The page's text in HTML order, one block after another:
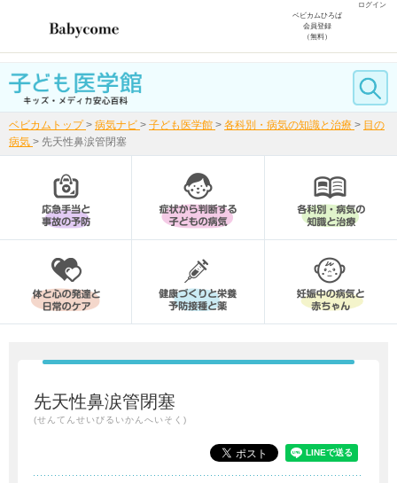
ログイン
ベビカムひろば
会員登録
（無料）
ベビカムトップ > 病気ナビ > 子ども医学館 > 各科別・病気の知識と治療 > 目の
病気 > 先天性鼻涙管閉塞
先天性鼻涙管閉塞
(せんてんせいびるいかんへいそく)